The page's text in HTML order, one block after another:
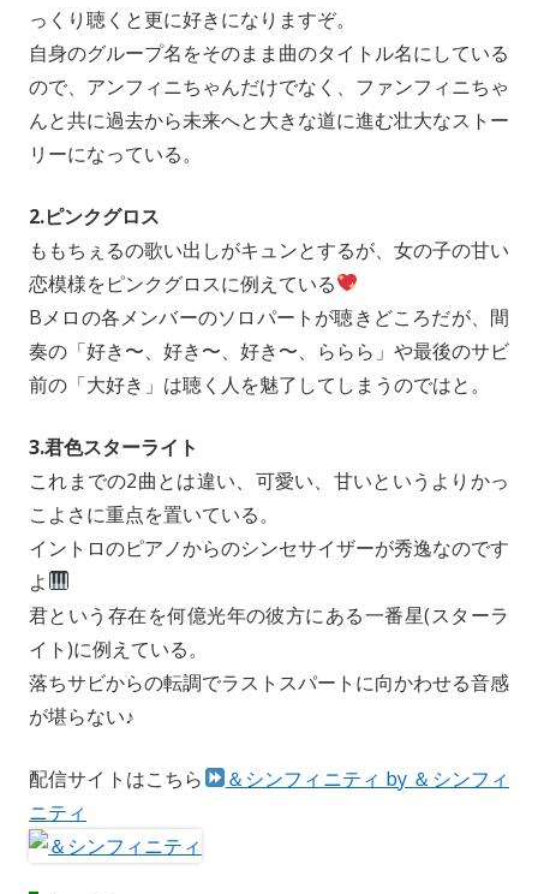
っくり聴くと更に好きになりますぞ。
自身のグループ名をそのまま曲のタイトル名にしている
ので、アンフィニちゃんだけでなく、ファンフィニちゃ
んと共に過去から未来へと大きな道に進む壮大なストー
リーになっている。
2.ピンクグロス
ももちぇるの歌い出しがキュンとするが、女の子の甘い
恋模様をピンクグロスに例えている
Bメロの各メンバーのソロパートが聴きどころだが、間
奏の「好き〜、好き〜、好き〜、ららら」や最後のサビ
前の「大好き」は聴く人を魅了してしまうのではと。
3.君色スターライト
これまでの2曲とは違い、可愛い、甘いというよりかっ
こよさに重点を置いている。
イントロのピアノからのシンセサイザーが秀逸なのです
よ
君という存在を何億光年の彼方にある一番星(スターラ
イト)に例えている。
落ちサビからの転調でラストスパートに向かわせる音感
が堪らない♪
配信サイトはこちら
＆シンフィニティ by ＆シンフィ
ニティ